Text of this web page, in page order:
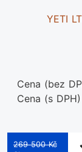
YETI
Cena (bez
Cena (s DPH)
269 500 Kč